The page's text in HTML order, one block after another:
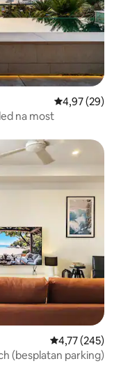
Prosječna
4,97 (29)
na most
Prosječna
4,77 (245)
(besplatan parking)